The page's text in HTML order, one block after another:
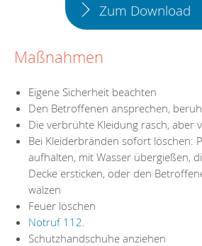
Zum Download
Maßnahmen
Eigene Sicherheit beachten
Den Betroffenen ansprechen,
Die verbrühte Kleidung rasch, aber
Bei Kleiderbränden sofort löschen:
aufhalten, mit Wasser übergießen,
Decke ersticken, oder den
wälzen
Feuer löschen
Notruf 112
Schutzhandschuhe anziehen